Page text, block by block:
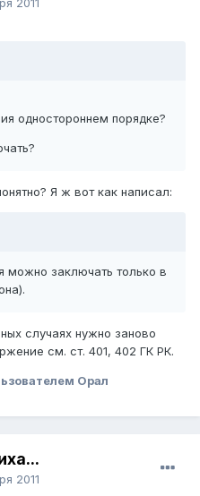
2011
одностороннем порядке?
Я ж вот как написал:
можно заключать только в
случаях нужно заново
см. ст. 401, 402 ГК РК.
Орал
2011